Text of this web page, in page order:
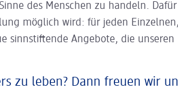
des Menschen zu handeln.
möglich wird: für jeden
sinnstiftende Angebote, die unseren
zu leben? Dann freuen wir